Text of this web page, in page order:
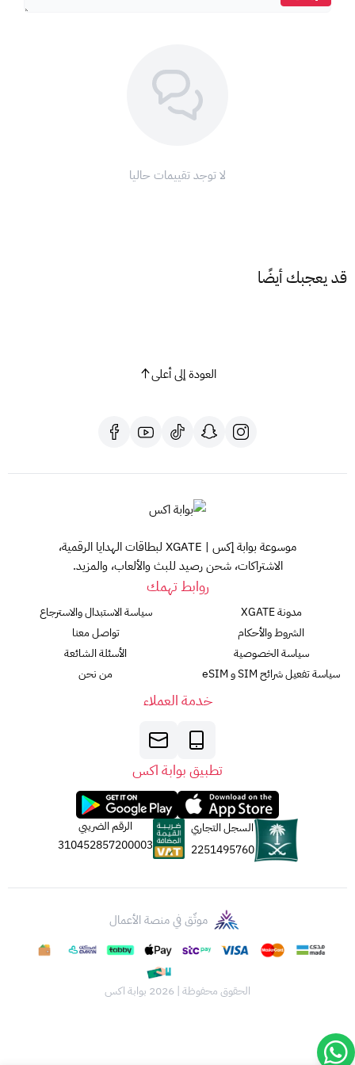
على هاتفك الذكي أو جهازك اللوحي.
يمكن استخدام بطاقات نتفليكس لإنشاء حساب جديد أو لتجديد
لا توجد تقييمات حاليا
قد يعجبك أيضًا
العودة إلى أعلى
موسوعة بوابة إكس | XGATE لبطاقات الهدايا الرقمية،
الاشتراكات، شحن رصيد للبث والألعاب، والمزيد.
روابط تهمك
مدونة XGATE
الشروط والأحكام
سياسة الخصوصية
سياسة تفعيل شرائح SIM و eSIM
سياسة الاستبدال والاسترجاع
تواصل معنا
الأسئلة الشائعة
من نحن
خدمة العملاء
تطبيق بوابة اكس
السجل التجاري
2251495760
الرقم الضريبي
310452857200003
موثّق في منصة الأعمال
الحقوق محفوظة | 2026 بوابة اكس